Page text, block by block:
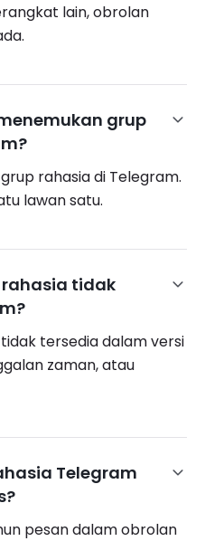
lain, obrolan
grup
rahasia di Telegram.
lawan satu.
tidak
tersedia dalam versi
zaman, atau
Telegram
pesan dalam obrolan